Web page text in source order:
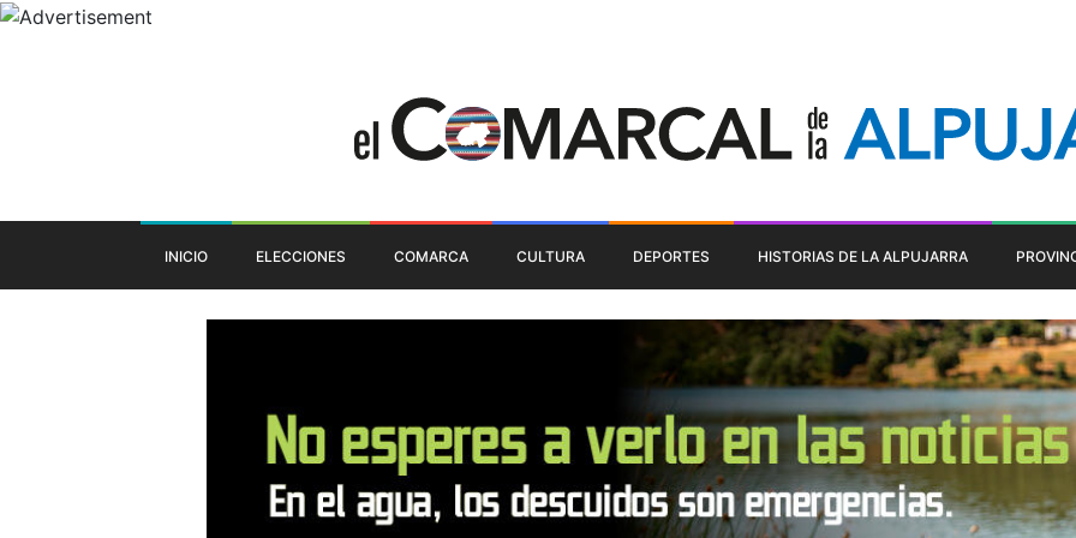
INICIO ELECCIONES COMARCA CULTURA DEPORTES HISTORIAS DE LA ALPUJARRA